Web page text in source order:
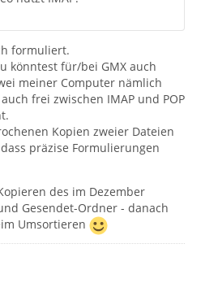
formuliert.
könntest für/bei GMX auch
meiner Computer nämlich
frei zwischen IMAP und POP
Kopien zweier Dateien
präzise Formulierungen
des im Dezember
Gesendet-Ordner - danach
Umsortieren